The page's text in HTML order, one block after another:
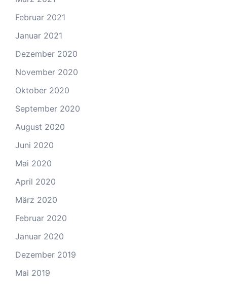
Februar 2021
Januar 2021
Dezember 2020
November 2020
Oktober 2020
September 2020
August 2020
Juni 2020
Mai 2020
April 2020
März 2020
Februar 2020
Januar 2020
Dezember 2019
Mai 2019